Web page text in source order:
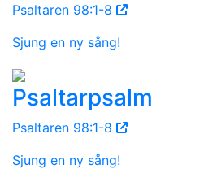
Psaltaren 98:1-8
Sjung en ny sång!
Psaltarpsalm
Psaltaren 98:1-8
Sjung en ny sång!